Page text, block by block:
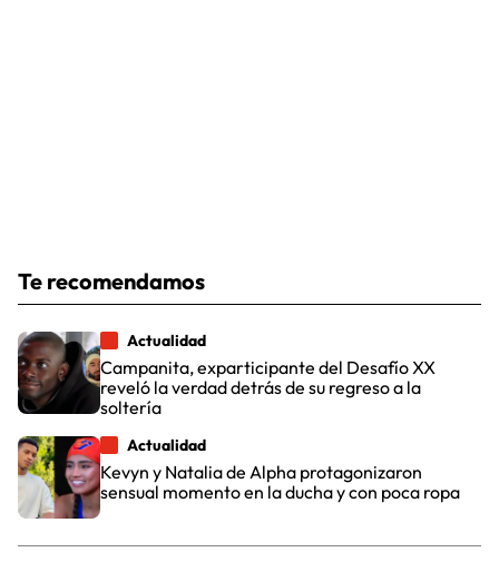
Te recomendamos
Actualidad
Campanita, exparticipante del Desafío XX
reveló la verdad detrás de su regreso a la
soltería
Actualidad
Kevyn y Natalia de Alpha protagonizaron
sensual momento en la ducha y con poca ropa